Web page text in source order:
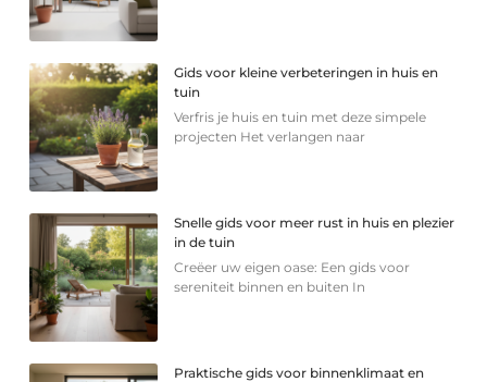
Gids voor kleine verbeteringen in huis en
tuin
Verfris je huis en tuin met deze simpele
projecten Het verlangen naar
Snelle gids voor meer rust in huis en plezier
in de tuin
Creëer uw eigen oase: Een gids voor
sereniteit binnen en buiten In
Praktische gids voor binnenklimaat en